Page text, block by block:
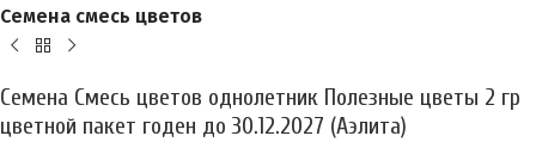
Семена смесь цветов
Семена Смесь цветов однолетник Полезные цветы 2 гр
цветной пакет годен до 30.12.2027 (Аэлита)